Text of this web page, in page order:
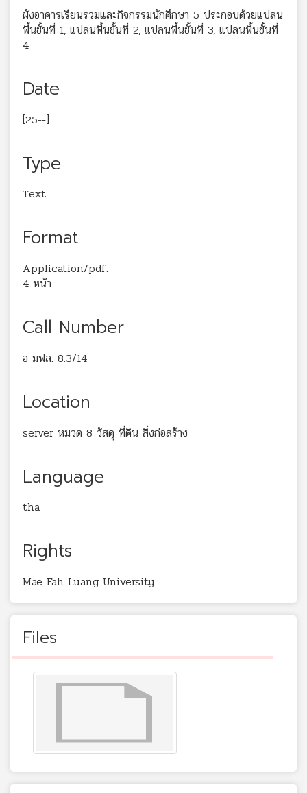
ผังอาคารเรียนรวมและกิจกรรมนักศึกษา 5 ประกอบด้วยแปลน
พื้นชั้นที่ 1, แปลนพื้นชั้นที่ 2, แปลนพื้นชั้นที่ 3, แปลนพื้นชั้นที่
4
Date
[25--]
Type
Text
Format
Application/pdf.
4 หน้า
Call Number
อ มฟล. 8.3/14
Location
server หมวด 8 วัสดุ ที่ดิน สิ่งก่อสร้าง
Language
tha
Rights
Mae Fah Luang University
Files